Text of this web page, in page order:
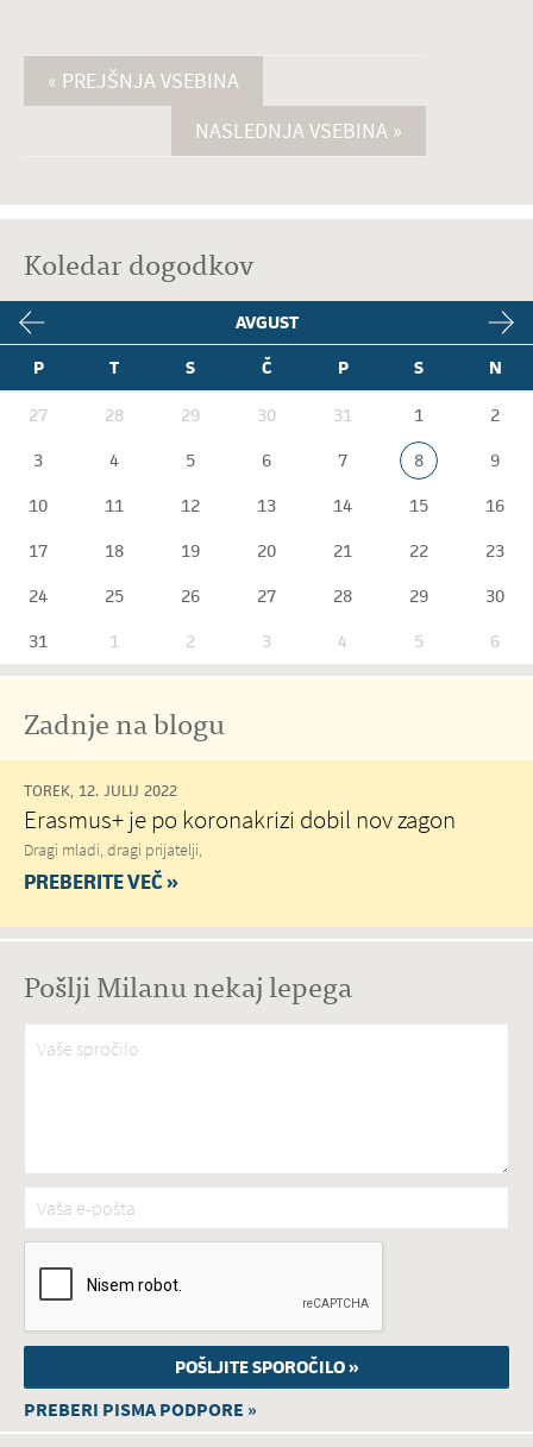
« PREJŠNJA VSEBINA
NASLEDNJA VSEBINA »
Koledar dogodkov
AVGUST
P
T S Č P S N
27 28 29 30 31 1
2
3
4 5 6 7 8
9
10
11 12 13 14 15
16
17
18 19 20 21 22
23
24
25 26 27 28 29
30
31
1 2 3 4 5 6
Zadnje na blogu
TOREK, 12. JULIJ 2022
Erasmus+ je po koronakrizi dobil nov zagon
Dragi mladi, dragi prijatelji,
PREBERITE VEČ »
Pošlji Milanu nekaj lepega
Vaše spročilo*
Vaša e-pošta*
PREBERI PISMA PODPORE »